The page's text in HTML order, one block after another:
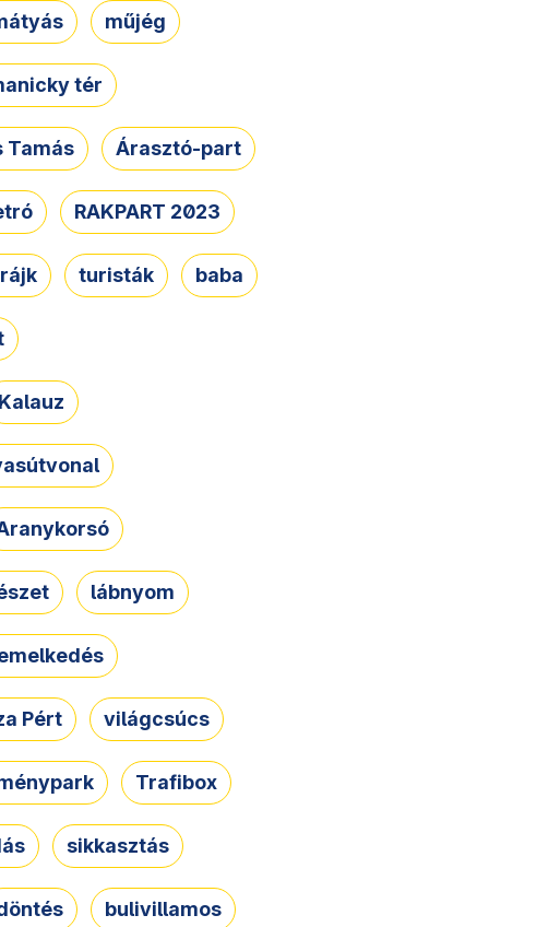
műjég
tér
Tamás Árasztó-part
RAKPART 2023
turisták baba
Kalauz
lábnyom
Pért világcsúcs
Trafibox
sikkasztás
bulivillamos